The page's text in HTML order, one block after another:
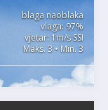
blaga naoblaka
vlaga: 97%
vjetar: 1m/s SSI
Maks. 3 • Min. 3